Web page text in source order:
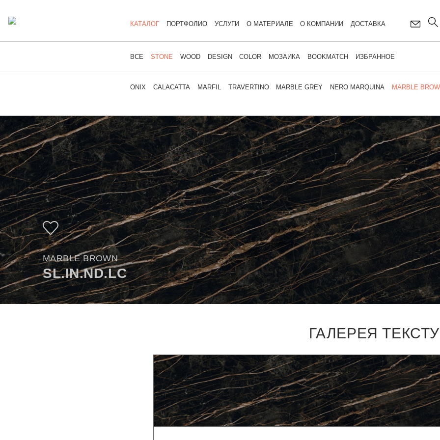
КАТАЛОГ
ВСЕ STONE
ONIX CALACATTA MARFIL TRAVERTINO MARBLE GREY NERO MARQUINA MARBLE
WOOD DESIGN COLOR МОЗАИКА BOOKMATCH ИЗБРАННОЕ
ПОРТФОЛИО УСЛУГИ О МАТЕРИАЛЕ О КОМПАНИИ ДОСТАВКА
MARBLE BROWN
SL.IN.ND.LC
ГАЛЕРЕЯ